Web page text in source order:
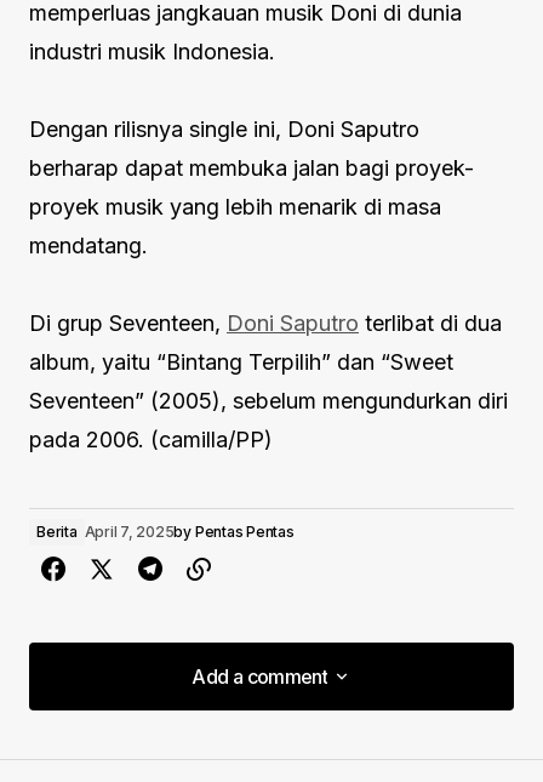
memperluas jangkauan musik Doni di dunia
industri musik Indonesia.
Dengan rilisnya single ini, Doni Saputro
berharap dapat membuka jalan bagi proyek-
proyek musik yang lebih menarik di masa
mendatang.
Di grup Seventeen, Doni Saputro terlibat di dua
album, yaitu “Bintang Terpilih” dan “Sweet
Seventeen” (2005), sebelum mengundurkan diri
pada 2006. (camilla/PP)
Berita April 7, 2025by Pentas Pentas
Add a comment
Add a comment